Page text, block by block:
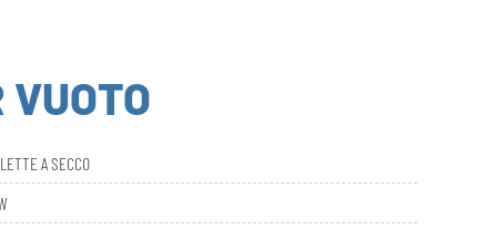
VUOTO
A SECCO